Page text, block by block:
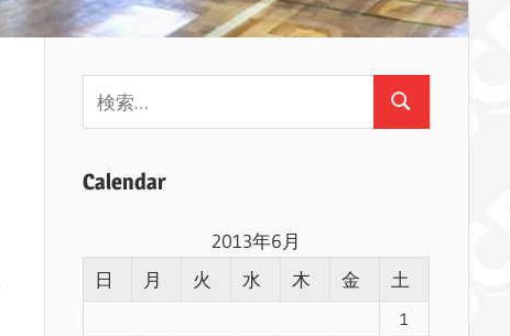
検
Calendar
2013年6月
日
月 火 水 木 金 土
1